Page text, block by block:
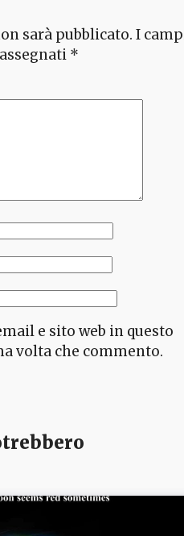
sarà pubblicato. I
*
e sito web in questo
volta che commento.